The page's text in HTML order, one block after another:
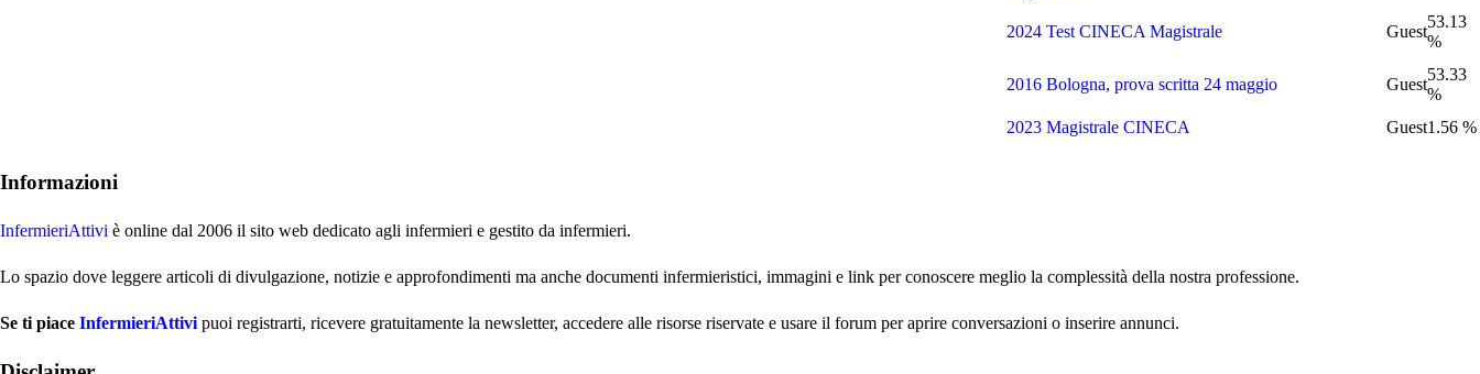
2024 Test CINECA Magistrale Guest
53.13
%
2016 Bologna, prova scritta 24 maggio Guest
53.33
%
2023 Magistrale CINECA
Guest1.56 %
Informazioni
InfermieriAttivi è online dal 2006 il sito web dedicato agli infermieri e gestito da infermieri.
Lo spazio dove leggere articoli di divulgazione, notizie e approfondimenti ma anche documenti infermieristici, immagini e link per conoscere meglio la complessità della nostra professione.
Se ti piace InfermieriAttivi puoi registrarti, ricevere gratuitamente la newsletter, accedere alle risorse riservate e usare il forum per aprire conversazioni o inserire annunci.